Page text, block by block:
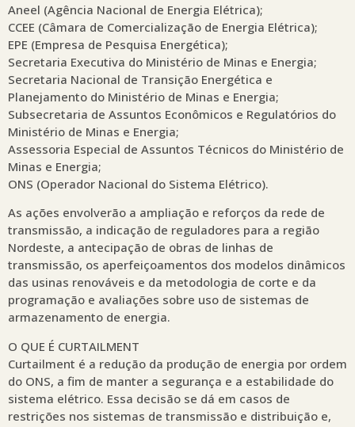
Aneel (Agência Nacional de Energia Elétrica);
CCEE (Câmara de Comercialização de Energia Elétrica);
EPE (Empresa de Pesquisa Energética);
Secretaria Executiva do Ministério de Minas e Energia;
Secretaria Nacional de Transição Energética e
Planejamento do Ministério de Minas e Energia;
Subsecretaria de Assuntos Econômicos e Regulatórios do
Ministério de Minas e Energia;
Assessoria Especial de Assuntos Técnicos do Ministério de
Minas e Energia;
ONS (Operador Nacional do Sistema Elétrico).
As ações envolverão a ampliação e reforços da rede de
transmissão, a indicação de reguladores para a região
Nordeste, a antecipação de obras de linhas de
transmissão, os aperfeiçoamentos dos modelos dinâmicos
das usinas renováveis e da metodologia de corte e da
programação e avaliações sobre uso de sistemas de
armazenamento de energia.
O QUE É CURTAILMENT
Curtailment é a redução da produção de energia por ordem
do ONS, a fim de manter a segurança e a estabilidade do
sistema elétrico. Essa decisão se dá em casos de
restrições nos sistemas de transmissão e distribuição e,